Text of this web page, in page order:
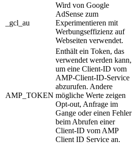
_gcl_au
Wird von Google
AdSense zum
Experimentieren mit
Werbungseffizienz auf
Webseiten verwendet.
AMP_TOKEN
Enthält ein Token, das
verwendet werden kann,
um eine Client-ID vom
AMP-Client-ID-Service
abzurufen. Andere
mögliche Werte zeigen
Opt-out, Anfrage im
Gange oder einen Fehler
beim Abrufen einer
Client-ID vom AMP
Client ID Service an.